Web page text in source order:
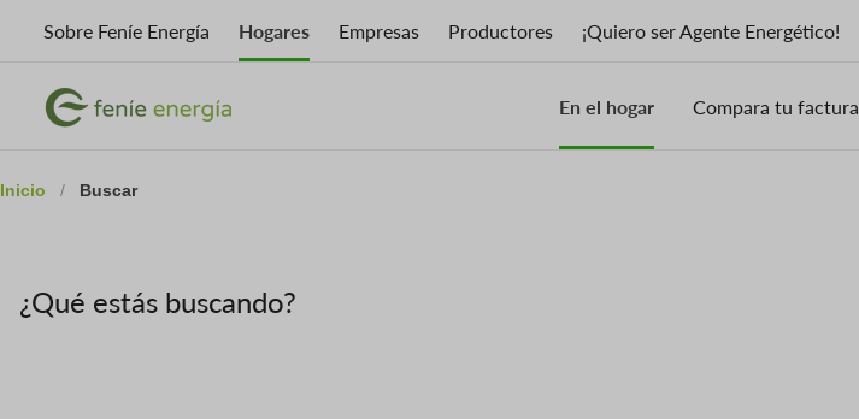
content
Sobre Feníe Energía Hogares Empresas Productores ¡Quiero ser Agente Energético!
ImagenImagen En el hogar Compara tu factura
Inicio / Buscar
¿Qué estás buscando?